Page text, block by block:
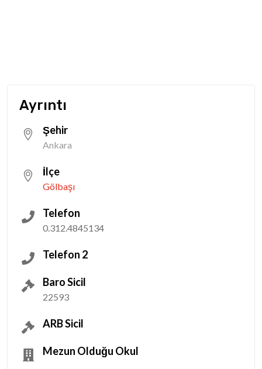
Ayrıntı
Şehir
Ankara
İlçe
Gölbaşı
Telefon
0.312.4845134
Telefon 2
Baro Sicil
22593
ARB Sicil
Mezun Olduğu Okul